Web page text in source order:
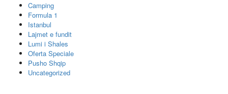
Camping
Formula 1
Istanbul
Lajmet e fundit
Lumi i Shales
Oferta Speciale
Pusho Shqip
Uncategorized